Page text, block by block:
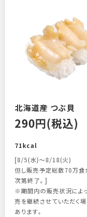
北海道産 つぶ貝
290円(税込)
71kcal
[8/5(水)～8/18(火)
但し販売予定総数70万食
次第終了。]
※期間内の販売状況によ
売を継続させていただく
あります。